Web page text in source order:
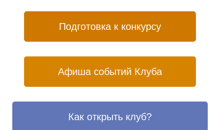
Подготовка к конкурсу
Афиша событий Клуба
Как открыть клуб?